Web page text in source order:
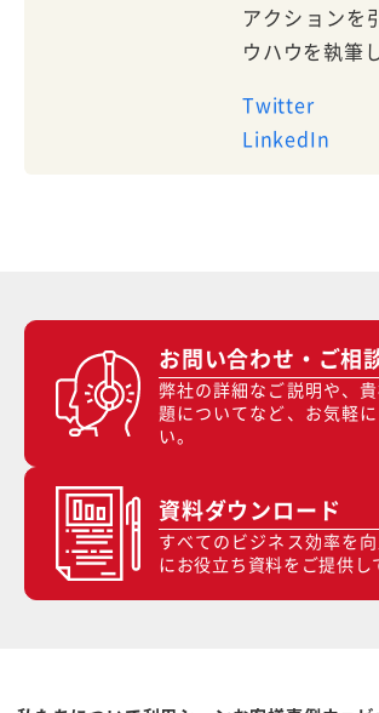
アクションを
ウハウを執筆
Twitter
LinkedIn
お問い合わせ・ご相
弊社の詳細なご説明や、
題についてなど、お気軽
い。
資料ダウンロード
すべてのビジネス効率を
にお役立ち資料をご提供し